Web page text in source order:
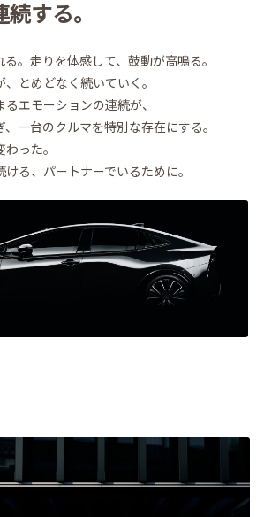
する。
。走りを体感して、鼓動が高鳴る。
とめどなく続いていく。
エモーションの連続が、
一台のクルマを特別な存在にする。
った。
る、パートナーでいるために。